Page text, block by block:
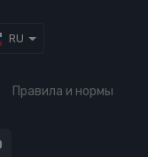
RU
Правила и нормы